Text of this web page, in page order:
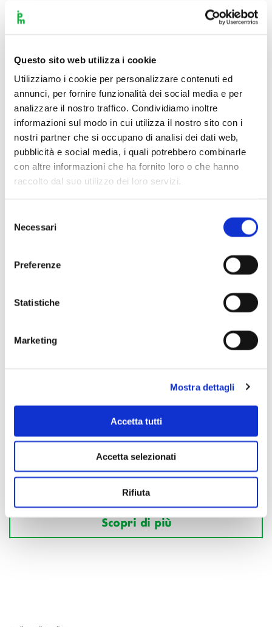
Questo sito web utilizza i cookie
Utilizziamo i cookie per personalizzare contenuti ed
annunci, per fornire funzionalità dei social media e per
analizzare il nostro traffico. Condividiamo inoltre
informazioni sul modo in cui utilizza il nostro sito con i
nostri partner che si occupano di analisi dei dati web,
pubblicità e social media, i quali potrebbero combinarle
con altre informazioni che ha fornito loro o che hanno
raccolto dal suo utilizzo dei loro servizi.
delNecessari
Preferenze
Statistiche
Marketing
Mostra dettagli
Accetta tutti
Accetta selezionati
Rifiuta
Scopri di più